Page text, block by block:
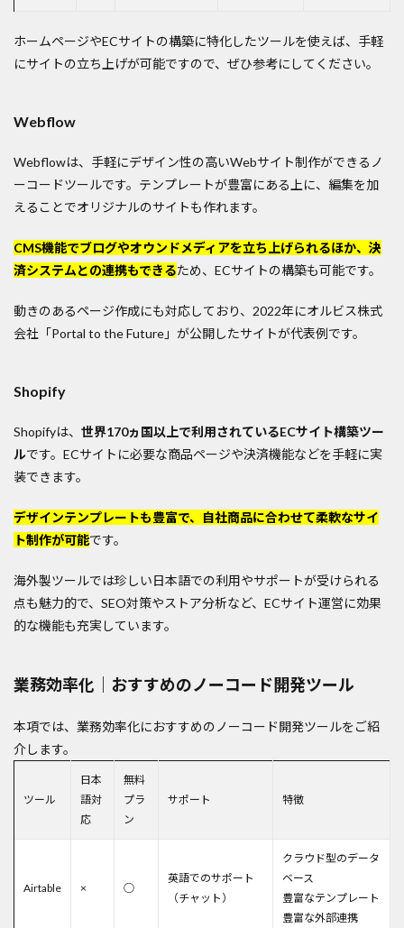
ホームページやECサイトの構築に特化したツールを使えば、手軽
にサイトの立ち上げが可能ですので、ぜひ参考にしてください。
Webflow
Webflowは、手軽にデザイン性の高いWebサイト制作ができるノ
ーコードツールです。テンプレートが豊富にある上に、編集を加
えることでオリジナルのサイトも作れます。
CMS機能でブログやオウンドメディアを立ち上げられるほか、決
済システムとの連携もできるため、ECサイトの構築も可能です。
動きのあるページ作成にも対応しており、2022年にオルビス株式
会社「Portal to the Future」が公開したサイトが代表例です。
Shopify
Shopifyは、 世界170ヵ国以上で利用されているECサイト構築ツー
ルです。ECサイトに必要な商品ページや決済機能などを手軽に実
装できます。
デザインテンプレートも豊富で、自社商品に合わせて柔軟なサイ
ト制作が可能です。
海外製ツールでは珍しい日本語での利用やサポートが受けられる
点も魅力的で、SEO対策やストア分析など、ECサイト運営に効果
的な機能も充実しています。
業務効率化｜おすすめのノーコード開発ツール
本項では、業務効率化におすすめのノーコード開発ツールをご紹
介します。
ツール
日本
語対
応
無料
プラ
ン
サポート 特徴
Airtable × ○
英語でのサポート
（チャット）
クラウド型のデータ
ベース
豊富なテンプレート
豊富な外部連携